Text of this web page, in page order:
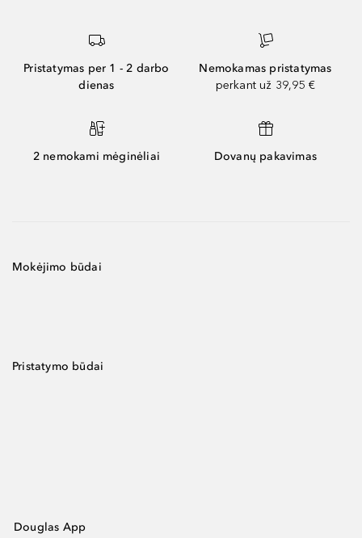
Pristatymas per 1 - 2 darbo
dienas
Nemokamas pristatymas
perkant už 39,95 €
2 nemokami mėginėliai Dovanų pakavimas
Mokėjimo būdai
Pristatymo būdai
Douglas App